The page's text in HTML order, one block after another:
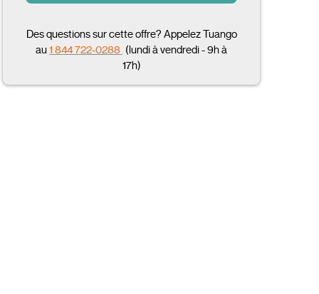
Des questions sur cette offre? Appelez Tuango
au1 844 722-0288 (lundi à vendredi - 9h à
17h)